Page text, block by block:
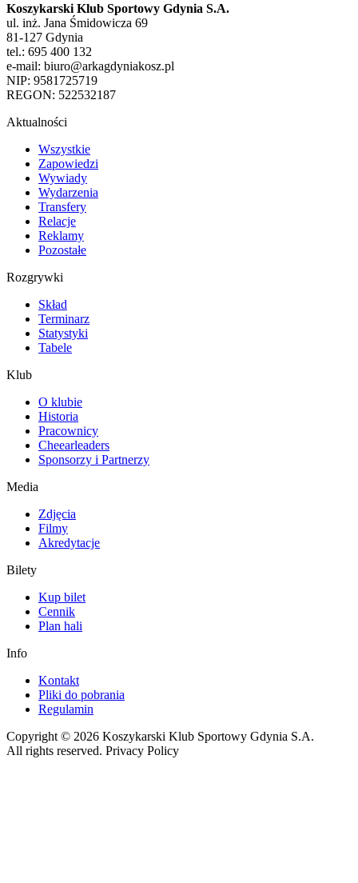
Koszykarski Klub Sportowy Gdynia S.A.
ul. inż. Jana Śmidowicza 69
81-127 Gdynia
tel.: 695 400 132
e-mail: biuro@arkagdyniakosz.pl
NIP: 9581725719
REGON: 522532187
Aktualności
Wszystkie
Zapowiedzi
Wywiady
Wydarzenia
Transfery
Relacje
Reklamy
Pozostałe
Rozgrywki
Skład
Terminarz
Statystyki
Tabele
Klub
O klubie
Historia
Pracownicy
Cheearleaders
Sponsorzy i Partnerzy
Media
Zdjęcia
Filmy
Akredytacje
Bilety
Kup bilet
Cennik
Plan hali
Info
Kontakt
Pliki do pobrania
Regulamin
Copyright © 2026 Koszykarski Klub Sportowy Gdynia S.A.
All rights reserved. Privacy Policy